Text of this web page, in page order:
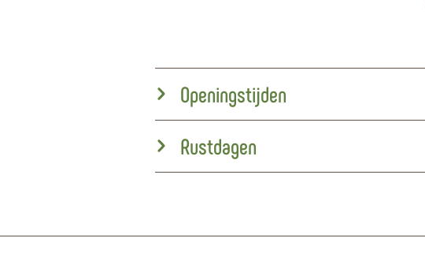
Openingstijden
Rustdagen